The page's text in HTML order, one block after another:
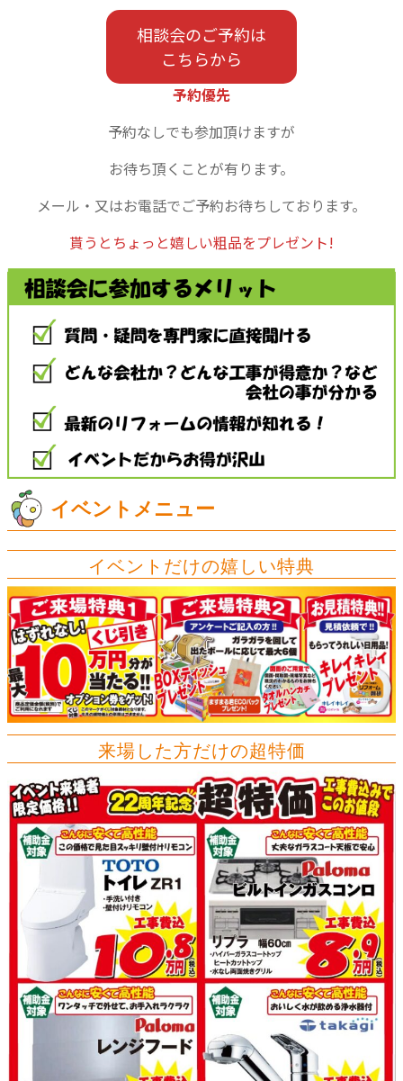
相談会のご予約は
こちらから
予約優先
予約なしでも参加頂けますが
お待ち頂くことが有ります。
メール・又はお電話でご予約お待ちしております。
貰うとちょっと嬉しい粗品をプレゼント!
イベントメニュー
イベントだけの嬉しい特典
来場した方だけの超特価